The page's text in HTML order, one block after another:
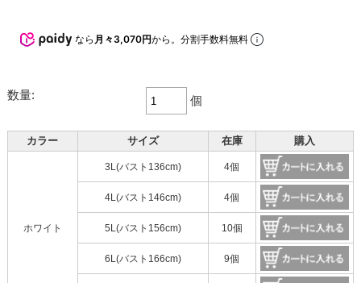
なら 月々3,070円から。分割手数料無料
数量: 個
カラー サイズ 在庫 購入
ホワイト
3L(バスト136cm) 4個
4L(バスト146cm) 4個
5L(バスト156cm) 10個
6L(バスト166cm) 9個